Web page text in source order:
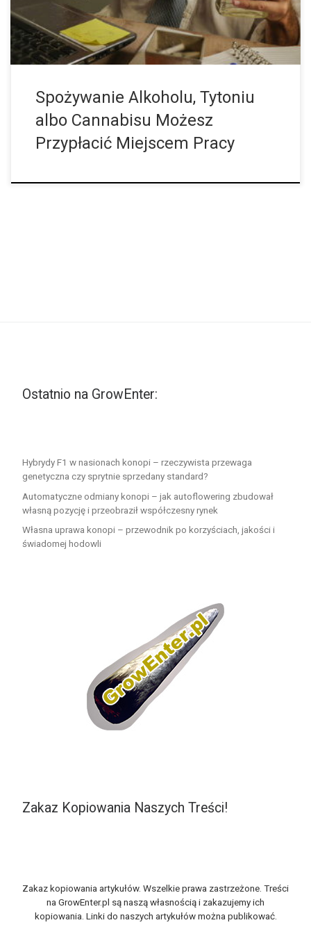
Spożywanie Alkoholu, Tytoniu
albo Cannabisu Możesz
Przypłacić Miejscem Pracy
Ostatnio na GrowEnter:
Hybrydy F1 w nasionach konopi – rzeczywista przewaga
genetyczna czy sprytnie sprzedany standard?
Automatyczne odmiany konopi – jak autoflowering zbudował
własną pozycję i przeobraził współczesny rynek
Własna uprawa konopi – przewodnik po korzyściach, jakości i
świadomej hodowli
Zakaz Kopiowania Naszych Treści!
Zakaz kopiowania artykułów. Wszelkie prawa zastrzeżone. Treści
na GrowEnter.pl są naszą własnością i zakazujemy ich
kopiowania. Linki do naszych artykułów można publikować.